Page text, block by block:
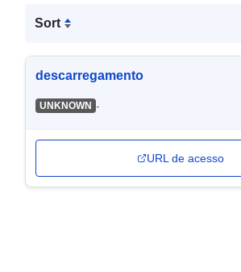
Sort
descarregamento
UNKNOWN -
URL de acesso